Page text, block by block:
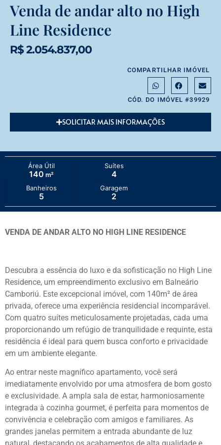
Venda de andar alto no High
Line Residence
R$ 2.054.837,00
COMPARTILHAR IMÓVEL
CÓD. DO IMÓVEL #39929
SOLICITAR MAIS INFORMAÇÕES
Área Útil
140 m²
Suítes
4
Banheiros
5
Garagem
2
VENDA DE ANDAR ALTO NO HIGH LINE RESIDENCE
Descubra a essência do luxo e da sofisticação no High Line
Residence, um empreendimento exclusivo em Balneário
Camboriú. Este excepcional imóvel, com 140m² de área
privada, oferece uma experiência residencial incomparável.
Com quatro suítes meticulosamente projetadas, cada uma
proporcionando um refúgio de tranquilidade e requinte, esta
residência é ideal para quem busca conforto e privacidade
em um ambiente elegante.
Ao entrar neste magnífico apartamento, você será
imediatamente envolvido por uma atmosfera de bom gosto
e exclusividade. A ampla sala de estar, harmoniosamente
integrada à cozinha gourmet, é perfeita para momentos de
convivência e celebração com amigos e familiares. As
grandes janelas permitem a entrada abundante de luz